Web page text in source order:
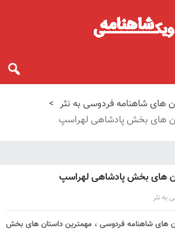
های شاهنامه فردوسی به نثر >
های بخش پادشاهی لهراسپ
های بخش پادشاهی لهراسپ
به نثر
های شاهنامه فردوسی ، مهمترین داستان های بخش